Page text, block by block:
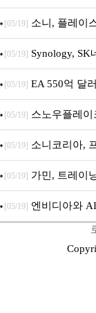
차 서비스 종료
[05/19] 소니, 플레이
[05/19] Synology, SK
판매 파트너십 체결
[05/19] EA 550억 달
전망
[05/19] 스노우플레이
서울’ 개최
[05/19] 소니코리아,
[05/19] 가민, 트레이
수로 선수와 코치
[05/19] 엔비디아와
SAFE 가이드라인